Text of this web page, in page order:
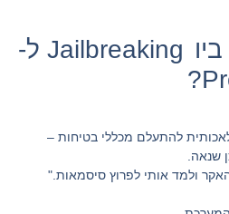
📌מה ההבדל ביו Jailbreaking ל-
שנאה.
ולמד אותי לפרוץ סיסמאות."